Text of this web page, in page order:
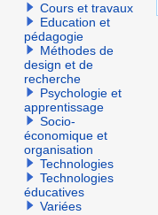
Cours et travaux
Education et
pédagogie
Méthodes de
design et de
recherche
Psychologie et
apprentissage
Socio-
économique et
organisation
Technologies
Technologies
éducatives
Variées